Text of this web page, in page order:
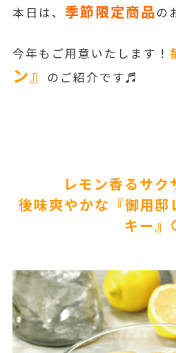
本日は、 季節限定商品の
今年もご用意いたします！
ン』
のご紹介です♬
レモン香るサク
後味爽やかな『御用邸
キー』